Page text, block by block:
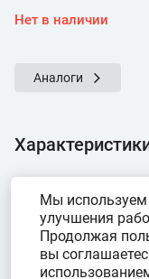
Нет в наличии
Аналоги
Мы
улучшения
Продолжая
вы